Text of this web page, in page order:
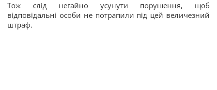
Тож слід негайно усунути порушення, щоб
відповідальні особи не потрапили під цей величезний
штраф.